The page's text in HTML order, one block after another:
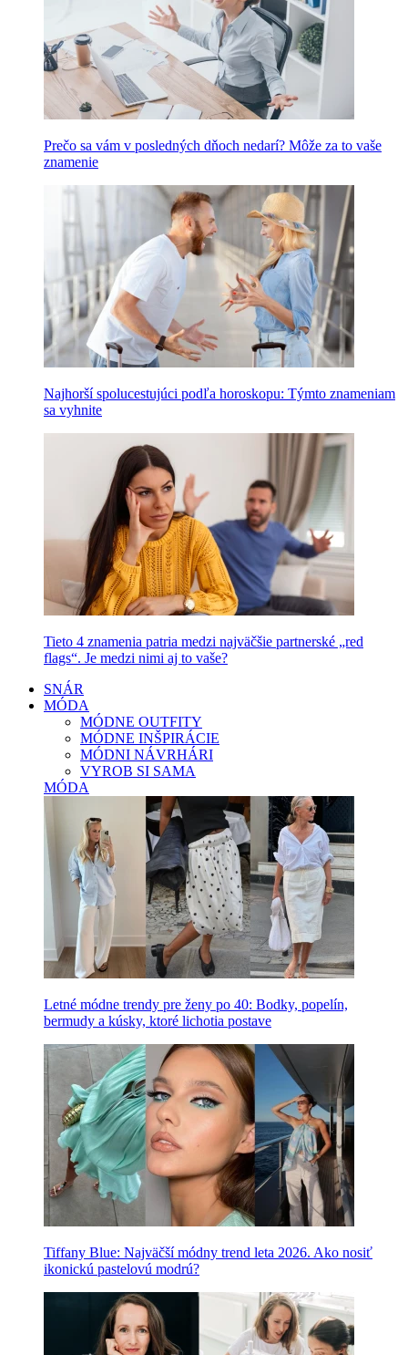
Prečo sa vám v posledných dňoch nedarí? Môže za to vaše
znamenie
Najhorší spolucestujúci podľa horoskopu: Týmto znameniam
sa vyhnite
Tieto 4 znamenia patria medzi najväčšie partnerské „red
flags“. Je medzi nimi aj to vaše?
SNÁR
MÓDA
MÓDNE OUTFITY
MÓDNE INŠPIRÁCIE
MÓDNI NÁVRHÁRI
VYROB SI SAMA
MÓDA
Letné módne trendy pre ženy po 40: Bodky, popelín,
bermudy a kúsky, ktoré lichotia postave
Tiffany Blue: Najväčší módny trend leta 2026. Ako nosiť
ikonickú pastelovú modrú?